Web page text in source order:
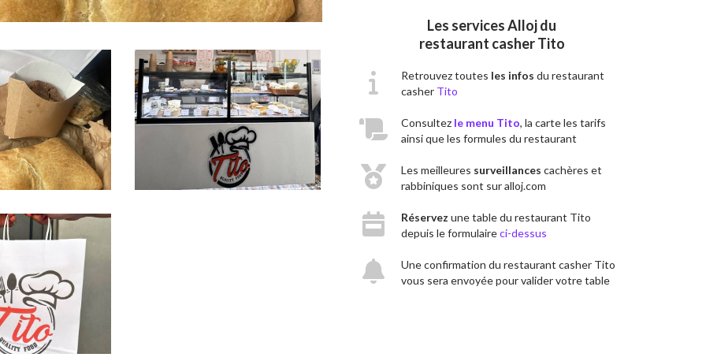
Les services Alloj du
restaurant casher Tito
Retrouvez toutes les infos du restaurant
casher Tito
Consultez le menu Tito, la carte les tarifs
ainsi que les formules du restaurant
Les meilleures surveillances cachères et
rabbiniques sont sur alloj.com
Réservez une table du restaurant Tito
depuis le formulaireci-dessus
Une confirmation du restaurant casher Tito
vous sera envoyée pour valider votre table